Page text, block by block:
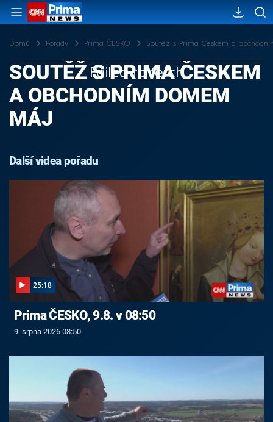
Domů Pořady Prima ČESKO Soutěž s Prima Českem a
Failed to fetch
SOUTĚŽ S PRIMA ČESKEM
A OBCHODNÍM DOMEM
MÁJ
Další videa pořadu
25:18
Prima ČESKO, 9.8. v 08:50
9. srpna 2026 08:50